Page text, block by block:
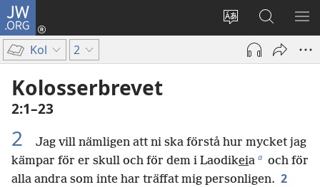
JW.ORG
Ändra
webbplatsens
språk
Logga
(öppnar
Sök
på
jw.org
Kol 2
Kolosserbrevet
2:1–23
2
Jag vill nämligen att ni ska förstå hur mycket jag
kämpar för er skull och för dem i Laodikeia a och för
alla andra som inte har träffat mig personligen. 2